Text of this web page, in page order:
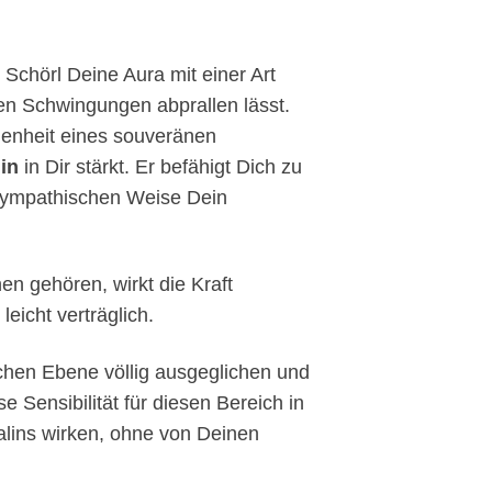
Deine Aura mit einer Art
Schwingungen abprallen lässt.
eines souveränen
in Dir stärkt. Er befähigt Dich zu
Weise Dein
gehören, wirkt die Kraft
verträglich.
Ebene völlig ausgeglichen und
Sensibilität für diesen Bereich in
wirken, ohne von Deinen